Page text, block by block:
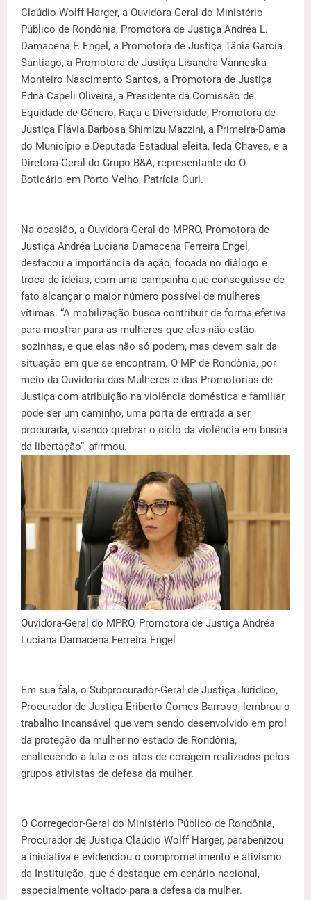
Claúdio Wolff Harger, a Ouvidora-Geral do Ministério
Público de Rondônia, Promotora de Justiça Andréa L.
Damacena F. Engel, a Promotora de Justiça Tânia Garcia
Santiago, a Promotora de Justiça Lisandra Vanneska
Monteiro Nascimento Santos, a Promotora de Justiça
Edna Capeli Oliveira, a Presidente da Comissão de
Equidade de Gênero, Raça e Diversidade, Promotora de
Justiça Flávia Barbosa Shimizu Mazzini, a Primeira-Dama
do Município e Deputada Estadual eleita, Ieda Chaves, e a
Diretora-Geral do Grupo B&A, representante do O
Boticário em Porto Velho, Patrícia Curi.
Na ocasião, a Ouvidora-Geral do MPRO, Promotora de
Justiça Andréa Luciana Damacena Ferreira Engel,
destacou a importância da ação, focada no diálogo e
troca de ideias, com uma campanha que conseguisse de
fato alcançar o maior número possível de mulheres
vítimas. “A mobilização busca contribuir de forma efetiva
para mostrar para as mulheres que elas não estão
sozinhas, e que elas não só podem, mas devem sair da
situação em que se encontram. O MP de Rondônia, por
meio da Ouvidoria das Mulheres e das Promotorias de
Justiça com atribuição na violência doméstica e familiar,
pode ser um caminho, uma porta de entrada a ser
procurada, visando quebrar o ciclo da violência em busca
da libertação”, afirmou.
Ouvidora-Geral do MPRO, Promotora de Justiça Andréa
Luciana Damacena Ferreira Engel
Em sua fala, o Subprocurador-Geral de Justiça Jurídico,
Procurador de Justiça Eriberto Gomes Barroso, lembrou o
trabalho incansável que vem sendo desenvolvido em prol
da proteção da mulher no estado de Rondônia,
enaltecendo a luta e os atos de coragem realizados pelos
grupos ativistas de defesa da mulher.
O Corregedor-Geral do Ministério Público de Rondônia,
Procurador de Justiça Claúdio Wolff Harger, parabenizou
a iniciativa e evidenciou o comprometimento e ativismo
da Instituição, que é destaque em cenário nacional,
especialmente voltado para a defesa da mulher.